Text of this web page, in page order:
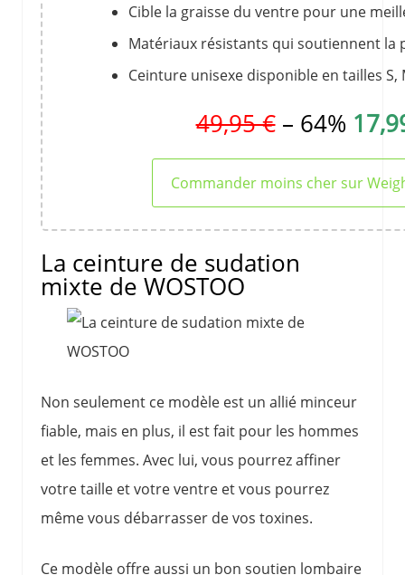
Cible la graisse du ventre pour une
Matériaux résistants qui soutiennent la
Ceinture unisexe disponible en tailles S,
49,95 € – 64%
Commander moins cher sur
La ceinture de sudation
mixte de WOSTOO
Non seulement ce modèle est un allié minceur
fiable, mais en plus, il est fait pour les hommes
et les femmes. Avec lui, vous pourrez affiner
votre taille et votre ventre et vous pourrez
même vous débarrasser de vos toxines.
Ce modèle offre aussi un bon soutien lombaire